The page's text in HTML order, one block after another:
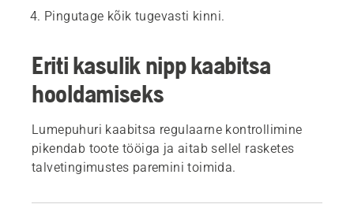
Pingutage kõik tugevasti kinni.
Eriti kasulik nipp kaabitsa
hooldamiseks
Lumepuhuri kaabitsa regulaarne kontrollimine
pikendab toote tööiga ja aitab sellel rasketes
talvetingimustes paremini toimida.